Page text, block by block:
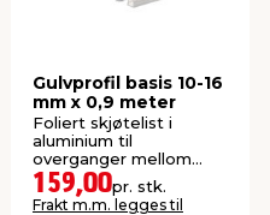
Gulvprofil basis 10-16
mm x 0,9 meter
Foliert skjøtelist i
aluminium til
overganger mellom
gulvflater.
159,00pr. stk.
Frakt m.m. legges til